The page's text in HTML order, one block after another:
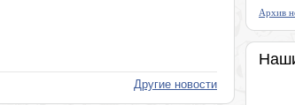
Другие новости
Архив